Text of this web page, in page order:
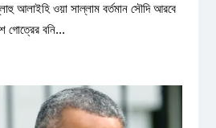
আলাইহি ওয়া সাল্লাম বর্তমান সৌদি আরবে
গোত্রের বনি...